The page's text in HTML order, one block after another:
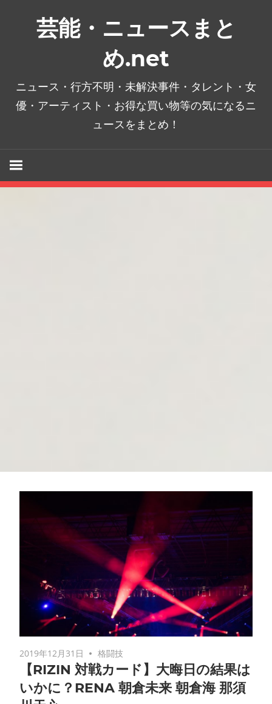
芸能・ニュースまと
め.net
ニュース・行方不明・未解決事件・タレント・女
優・アーティスト・お得な買い物等の気になるニ
ュースをまとめ！
2019年12月31日 格闘技
【RIZIN 対戦カード】大晦日の結果は
いかに？RENA 朝倉未来 朝倉海 那須